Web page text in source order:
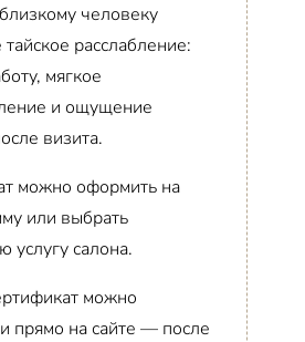
человеку
расслабление:
мягкое
и ощущение
визита.
можно оформить на
или выбрать
услугу салона.
можно
прямо на сайте — после